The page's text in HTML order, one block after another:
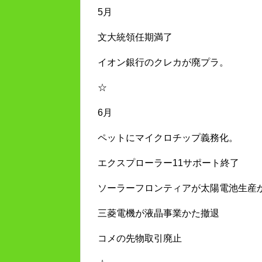
5月
文大統領任期満了
イオン銀行のクレカが廃プラ。
☆
6月
ペットにマイクロチップ義務化。
エクスプローラー11サポート終了
ソーラーフロンティアが太陽電池生産
三菱電機が液晶事業かた撤退
コメの先物取引廃止